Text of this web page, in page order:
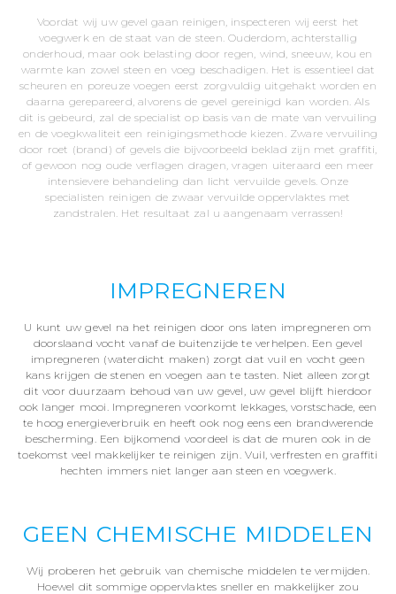
Voordat wij uw gevel gaan reinigen, inspecteren wij eerst het
voegwerk en de staat van de steen. Ouderdom, achterstallig
onderhoud, maar ook belasting door regen, wind, sneeuw, kou en
warmte kan zowel steen en voeg beschadigen. Het is essentieel dat
scheuren en poreuze voegen eerst zorgvuldig uitgehakt worden en
daarna gerepareerd, alvorens de gevel gereinigd kan worden. Als
dit is gebeurd, zal de specialist op basis van de mate van vervuiling
en de voegkwaliteit een reinigingsmethode kiezen. Zware vervuiling
door roet (brand) of gevels die bijvoorbeeld beklad zijn met graffiti,
of gewoon nog oude verflagen dragen, vragen uiteraard een meer
intensievere behandeling dan licht vervuilde gevels. Onze
specialisten reinigen de zwaar vervuilde oppervlaktes met
zandstralen. Het resultaat zal u aangenaam verrassen!
IMPREGNEREN
U kunt uw gevel na het reinigen door ons laten impregneren om
doorslaand vocht vanaf de buitenzijde te verhelpen. Een gevel
impregneren (waterdicht maken) zorgt dat vuil en vocht geen
kans krijgen de stenen en voegen aan te tasten. Niet alleen zorgt
dit voor duurzaam behoud van uw gevel, uw gevel blijft hierdoor
ook langer mooi. Impregneren voorkomt lekkages, vorstschade, een
te hoog energieverbruik en heeft ook nog eens een brandwerende
bescherming. Een bijkomend voordeel is dat de muren ook in de
toekomst veel makkelijker te reinigen zijn. Vuil, verfresten en graffiti
hechten immers niet langer aan steen en voegwerk.
GEEN CHEMISCHE MIDDELEN
Wij proberen het gebruik van chemische middelen te vermijden.
Hoewel dit sommige oppervlaktes sneller en makkelijker zou